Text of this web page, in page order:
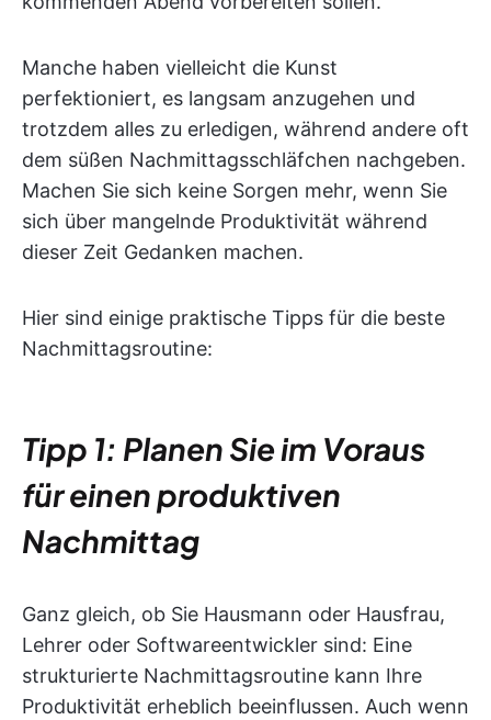
Manche haben vielleicht die Kunst
perfektioniert, es langsam anzugehen und
trotzdem alles zu erledigen, während andere oft
dem süßen Nachmittagsschläfchen nachgeben.
Machen Sie sich keine Sorgen mehr, wenn Sie
sich über mangelnde Produktivität während
dieser Zeit Gedanken machen.
Hier sind einige praktische Tipps für die beste
Nachmittagsroutine:
Tipp 1: Planen Sie im Voraus
für einen produktiven
Nachmittag
Ganz gleich, ob Sie Hausmann oder Hausfrau,
Lehrer oder Softwareentwickler sind: Eine
strukturierte Nachmittagsroutine kann Ihre
Produktivität erheblich beeinflussen. Auch wenn